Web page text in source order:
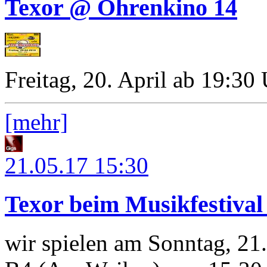
Texor @ Ohrenkino 14
Freitag, 20. April ab
[mehr]
21.05.17 15:30
Texor beim
wir spielen am Sonntag,